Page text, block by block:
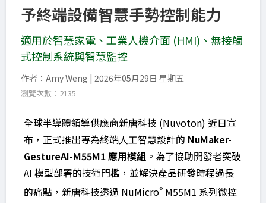
予終端設備智慧手勢控制能力
適用於智慧家電、工業人機介面 (HMI)、無接觸
式控制系統與智慧監控
作者：Amy Weng | 2026年05月29日 星期五
瀏覽次數：2135
全球半導體領導供應商新唐科技 (Nuvoton) 近日宣
布，正式推出專為終端人工智慧設計的 NuMaker-
GestureAI-M55M1 應用模組 。為了協助開發者突破
AI 模型部署的技術門檻，並解決產品研發時程過長
的痛點，新唐科技透過 NuMicro® M55M1 系列微控